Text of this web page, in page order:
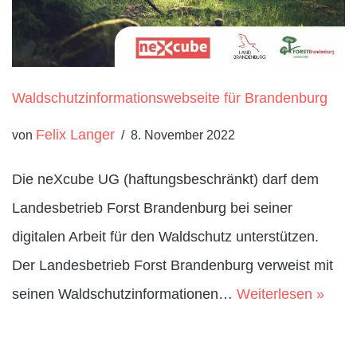
Waldschutzinformationswebseite für Brandenburg
von Felix Langer 8. November 2022
Die neXcube UG (haftungsbeschränkt) darf dem
Landesbetrieb Forst Brandenburg bei seiner
digitalen Arbeit für den Waldschutz unterstützen.
Der Landesbetrieb Forst Brandenburg verweist mit
seinen Waldschutzinformationen… Weiterlesen »